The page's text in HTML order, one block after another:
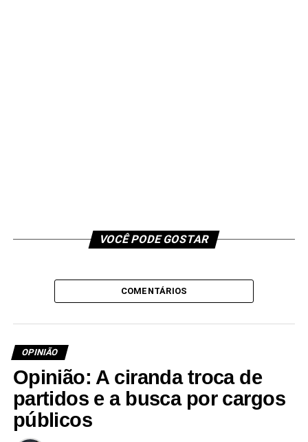
VOCÊ PODE GOSTAR
COMENTÁRIOS
OPINIÃO
Opinião: A ciranda troca de
partidos e a busca por cargos
públicos